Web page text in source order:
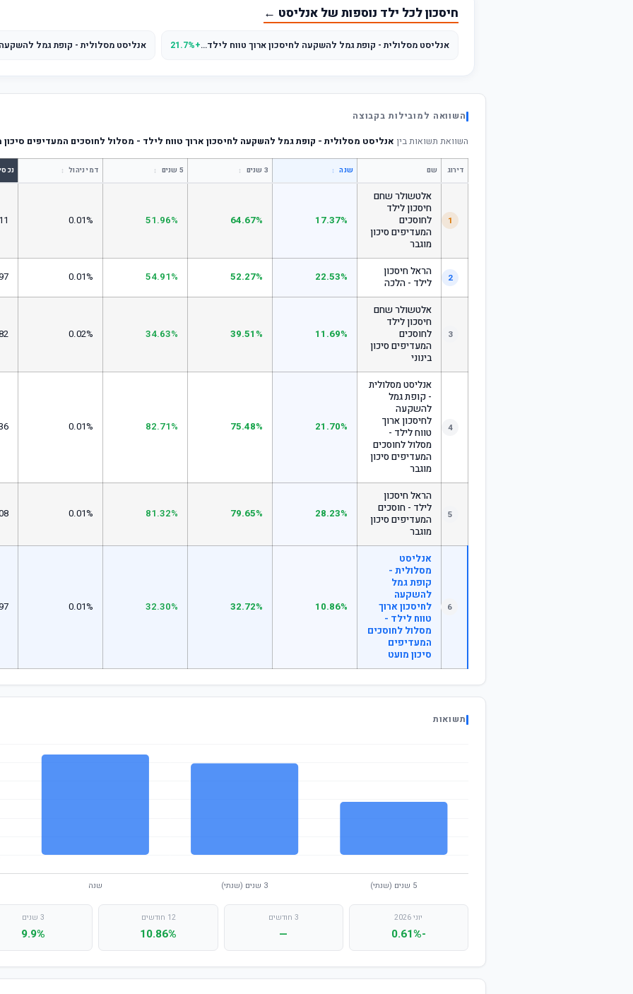
חיסכון לכל ילד נוספות של אנליסט ←
אנליסט מסלולית - קופת גמל להשקעה לחיסכון ארוך טווח לילד - מסלול לחוסכים המעדיפים סיכון מוגבר+21.7%
השוואה למובילות בקבוצה
השוואת תשואות בין אנליסט מסלולית - קופת גמל להשקעה לחיסכון ארוך טווח לילד - מסלול לחוסכים המעדיפים סיכון
דירוג שם שנה ↕ 3 שנים ↕ 5 שנים ↕ דמי ניהול ↕
1
אלטשולר שחם
חיסכון לילד
לחוסכים
המעדיפים סיכון
מוגבר
17.37%
64.67%
51.96%
0.01%
2
הראל חיסכון
לילד - הלכה
22.53%
52.27%
54.91%
0.01%
3
אלטשולר שחם
חיסכון לילד
לחוסכים
המעדיפים סיכון
בינוני
11.69%
39.51%
34.63%
0.02%
4
אנליסט מסלולית
- קופת גמל
להשקעה
לחיסכון ארוך
טווח לילד -
מסלול לחוסכים
המעדיפים סיכון
מוגבר
21.70%
75.48%
82.71%
0.01%
5
הראל חיסכון
לילד - חוסכים
המעדיפים סיכון
מוגבר
28.23%
79.65%
81.32%
0.01%
6
אנליסט
מסלולית -
קופת גמל
להשקעה
לחיסכון ארוך
טווח לילד -
מסלול לחוסכים
המעדיפים
סיכון מועט
10.86%
32.72%
32.30%
0.01%
תשואות
יוני 2026
-0.61%
3 חודשים
—
12 חודשים
10.86%
3 שנים
9.9%